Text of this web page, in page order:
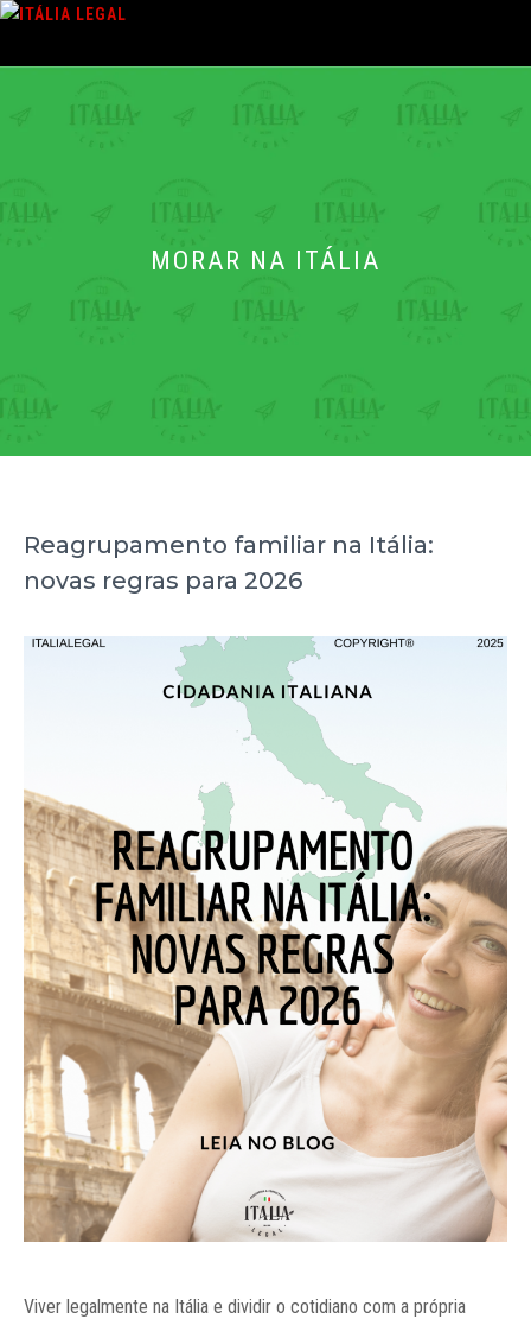
Pular
MORAR NA ITÁLIA
Reagrupamento familiar na Itália:
novas regras para 2026
Viver legalmente na Itália e dividir o cotidiano com a própria